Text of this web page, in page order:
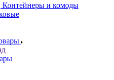
Контейнеры и комоды